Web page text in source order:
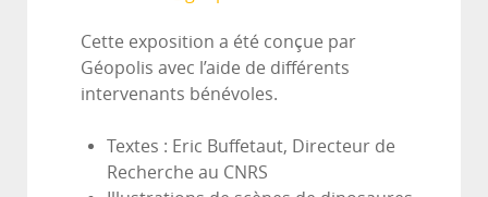
Cette exposition a été conçue par
Géopolis avec l’aide de différents
intervenants bénévoles.
Textes : Eric Buffetaut, Directeur de
Recherche au CNRS